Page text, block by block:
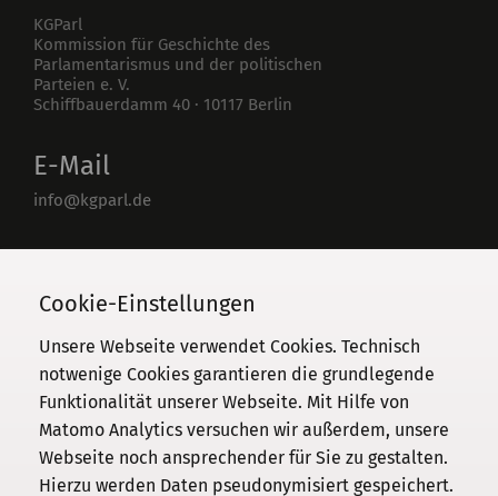
KGParl
Kommission für Geschichte des
Parlamentarismus und der politischen
Parteien e. V.
Schiffbauerdamm 40 · 10117 Berlin
E-Mail
info@kgparl.de
030 / 206 33 94-0
Kommission
Institut
Cookie-Einstellungen
Unsere Webseite verwendet Cookies. Technisch
notwenige Cookies garantieren die grundlegende
Funktionalität unserer Webseite. Mit Hilfe von
Matomo Analytics versuchen wir außerdem, unsere
Webseite noch ansprechender für Sie zu gestalten.
Hierzu werden Daten pseudonymisiert gespeichert.